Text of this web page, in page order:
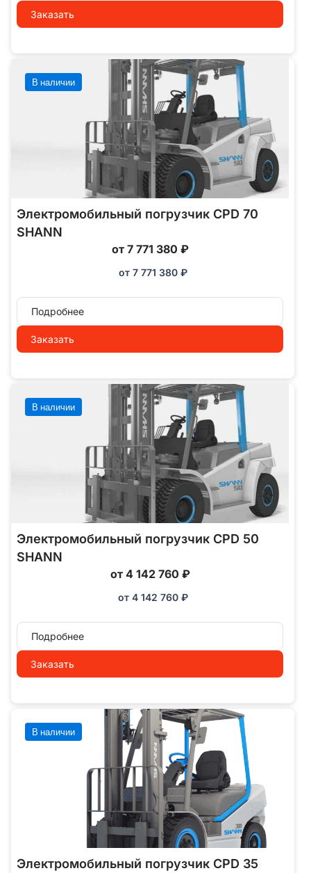
Заказать
В наличии
Электромобильный погрузчик CPD 70
SHANN
от 7 771 380 ₽
от 7 771 380 ₽
Подробнее
Заказать
В наличии
Электромобильный погрузчик CPD 50
SHANN
от 4 142 760 ₽
от 4 142 760 ₽
Подробнее
Заказать
В наличии
Электромобильный погрузчик CPD 35